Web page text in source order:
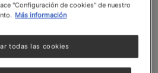
Ver
"Configuración de cookies" de nuestro
Más información
todas las cookies